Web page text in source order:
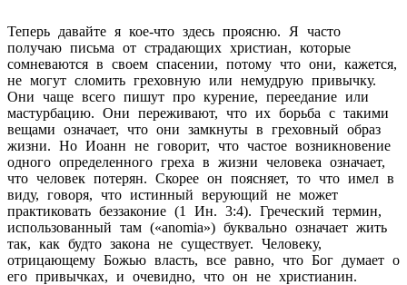
Теперь давайте я кое-что здесь проясню. Я часто
получаю письма от страдающих христиан, которые
сомневаются в своем спасении, потому что они, кажется,
не могут сломить греховную или немудрую привычку.
Они чаще всего пишут про курение, переедание или
мастурбацию. Они переживают, что их борьба с такими
вещами означает, что они замкнуты в греховный образ
жизни. Но Иоанн не говорит, что частое возникновение
одного определенного греха в жизни человека означает,
что человек потерян. Скорее он поясняет, то что имел в
виду, говоря, что истинный верующий не может
практиковать беззаконие (1 Ин. 3:4). Греческий термин,
использованный там («anomia») буквально означает жить
так, как будто закона не существует. Человеку,
отрицающему Божью власть, все равно, что Бог думает о
его привычках, и очевидно, что он не христианин.